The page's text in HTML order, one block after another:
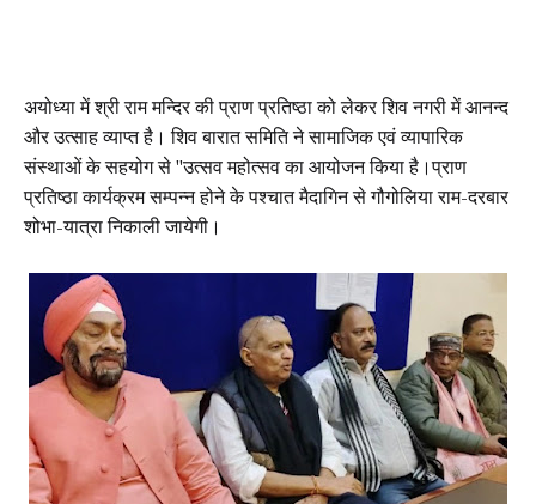
अयोध्या में श्री राम मन्दिर की प्राण प्रतिष्ठा को लेकर शिव नगरी में आनन्द
और उत्साह व्याप्त है। शिव बारात समिति ने सामाजिक एवं व्यापारिक
संस्थाओं के सहयोग से "उत्सव महोत्सव का आयोजन किया है।प्राण
प्रतिष्ठा कार्यक्रम सम्पन्न होने के पश्चात मैदागिन से गौगोलिया राम-दरबार
शोभा-यात्रा निकाली जायेगी।